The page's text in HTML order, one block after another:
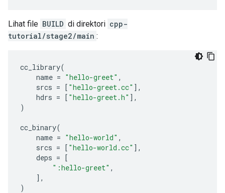
Lihat file BUILD di direktori cpp-
tutorial/stage2/main :
cc_library(
name = "hello-greet" ,
srcs = [ "hello-greet.cc" ],
hdrs = [ "hello-greet.h" ],
)
cc_binary(
name = "hello-world" ,
srcs = [ "hello-world.cc" ],
deps = [
":hello-greet" ,
],
)